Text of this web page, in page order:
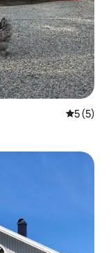
平均评分
5 (5)